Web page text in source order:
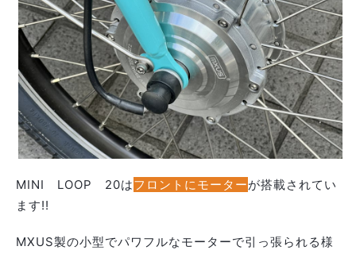
MINI LOOP 20はフロントにモーターが搭載されてい
ます!!
MXUS製の小型でパワフルなモーターで引っ張られる様